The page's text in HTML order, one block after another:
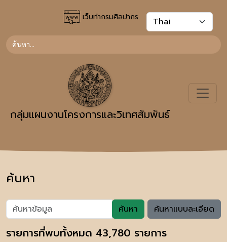
เว็บท่ากรมศิลปากร
กลุ่มแผนงานโครงการและวิเทศสัมพันธ์
ค้นหา
ค้นหา ค้นหาแบบละเอียด
รายการที่พบทั้งหมด 43,780 รายการ